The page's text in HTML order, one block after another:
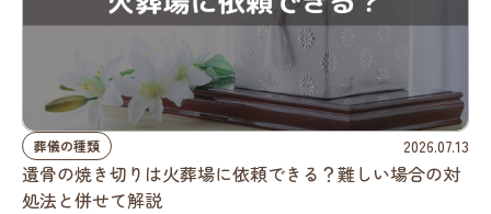
葬儀の種類 2026.07.13
遺骨の焼き切りは火葬場に依頼できる？難しい場合の対
処法と併せて解説